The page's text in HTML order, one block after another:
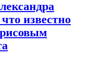
известно